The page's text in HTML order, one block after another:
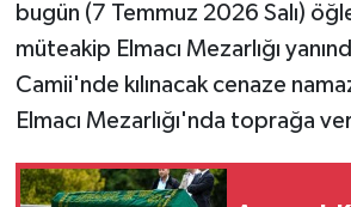
bugün (7 Temmuz 2026 Salı)
müteakip Elmacı Mezarlığı
Camii'nde kılınacak cenaze
Elmacı Mezarlığı'nda toprağa